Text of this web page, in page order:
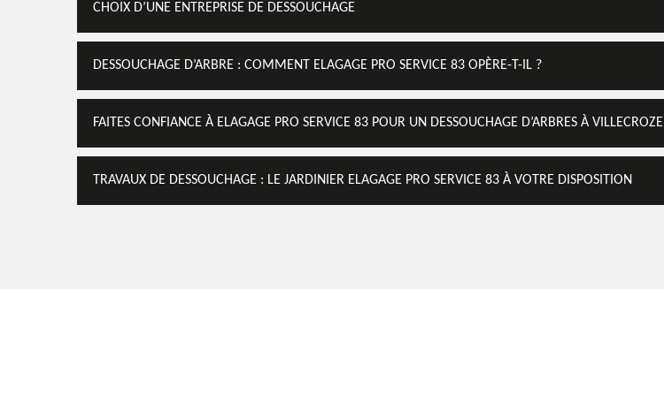
CHOIX D’UNE ENTREPRISE DE DESSOUCHAGE
DESSOUCHAGE D’ARBRE : COMMENT ELAGAGE PRO SERVICE 83 OPÈRE-T-IL ?
FAITES CONFIANCE À ELAGAGE PRO SERVICE 83 POUR UN DESSOUCHAGE D’ARBRES À VILLECROZE
TRAVAUX DE DESSOUCHAGE : LE JARDINIER ELAGAGE PRO SERVICE 83 À VOTRE DISPOSITION